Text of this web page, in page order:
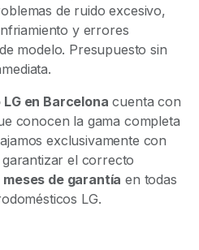
de ruido excesivo,
y errores
modelo. Presupuesto sin
en Barcelona cuenta con
conocen la gama completa
exclusivamente con
el correcto
meses de garantía en todas
LG.